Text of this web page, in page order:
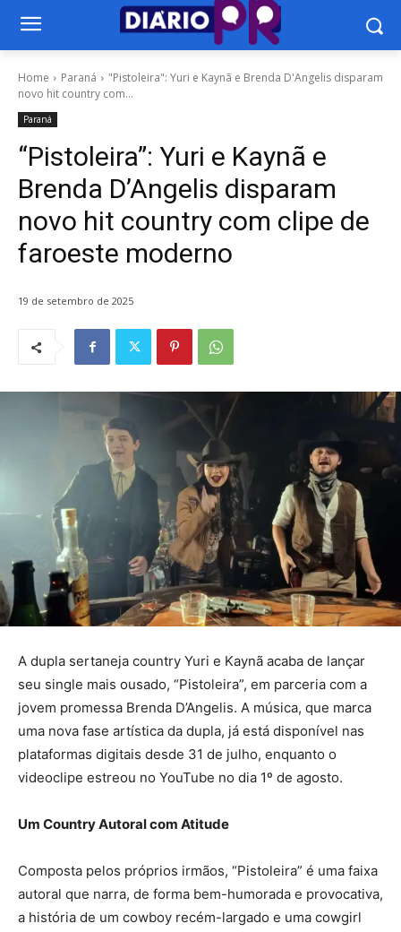
Home Paraná
"Pistoleira": Yuri e Kaynã e Brenda D'Angelis disparam
novo hit country com...
Paraná
“Pistoleira”: Yuri e Kaynã e
Brenda D’Angelis disparam
novo hit country com clipe de
faroeste moderno
19 de setembro de 2025
A dupla sertaneja country Yuri e Kaynã acaba de lançar
seu single mais ousado, “Pistoleira”, em parceria com a
jovem promessa Brenda D’Angelis. A música, que marca
uma nova fase artística da dupla, já está disponível nas
plataformas digitais desde 31 de julho, enquanto o
videoclipe estreou no YouTube no dia 1º de agosto.
Um Country Autoral com Atitude
Composta pelos próprios irmãos, “Pistoleira” é uma faixa
autoral que narra, de forma bem-humorada e provocativa,
a história de um cowboy recém-largado e uma cowgirl